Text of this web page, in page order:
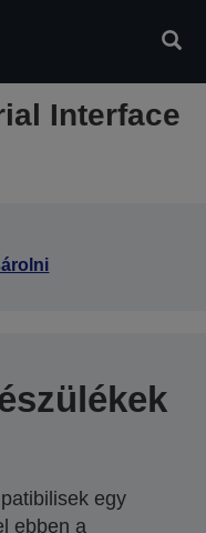
Interface
egy
ebben a